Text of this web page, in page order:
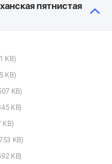
пятнистая
KB)
KB)
KB)
KB)
KB)
KB)
KB)